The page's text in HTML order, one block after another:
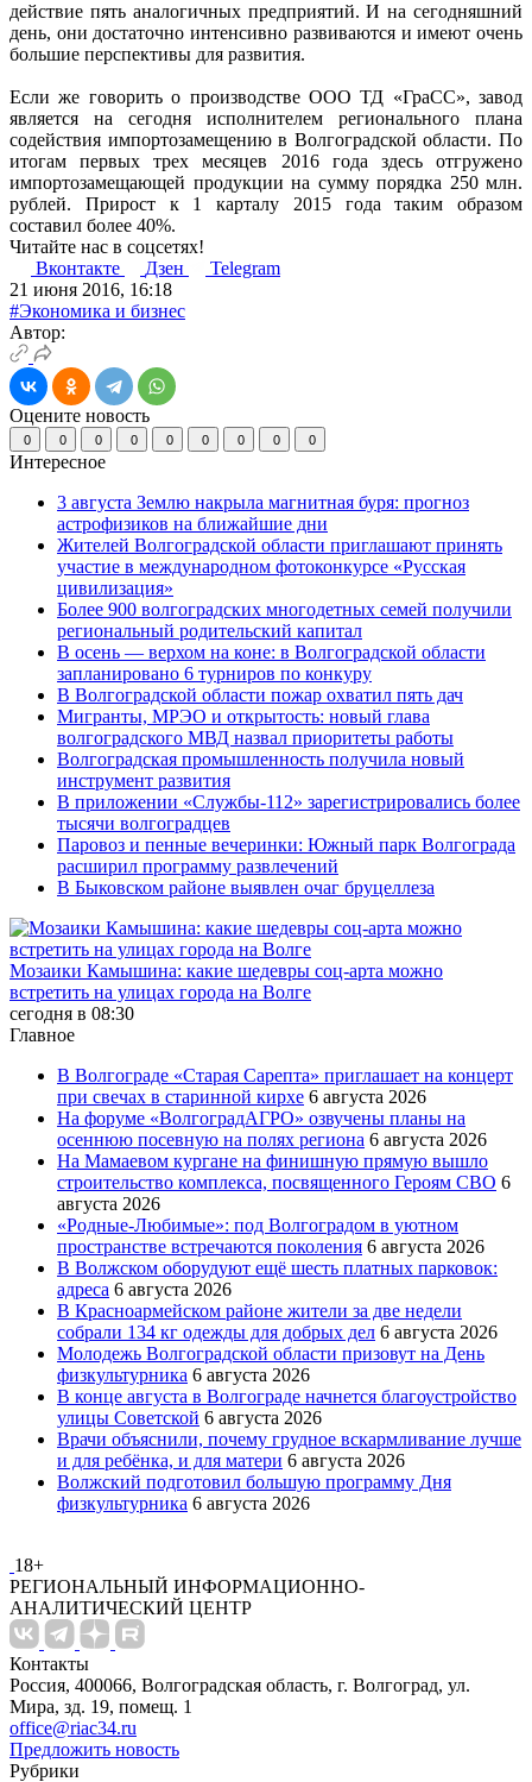
действие пять аналогичных предприятий. И на сегодняшний
день, они достаточно интенсивно развиваются и имеют очень
большие перспективы для развития.
Если же говорить о производстве ООО ТД «ГраСС», завод
является на сегодня исполнителем регионального плана
содействия импортозамещению в Волгоградской области. По
итогам первых трех месяцев 2016 года здесь отгружено
импортозамещающей продукции на сумму порядка 250 млн.
рублей. Прирост к 1 карталу 2015 года таким образом
составил более 40%.
Читайте нас в соцсетях!
Вконтакте
Дзен
Telegram
21 июня 2016, 16:18
#Экономика и бизнес
Автор:
Оцените новость
0 0 0 0 0 0 0 0 0
Интересное
3 августа Землю накрыла магнитная буря: прогноз
астрофизиков на ближайшие дни
Жителей Волгоградской области приглашают принять
участие в международном фотоконкурсе «Русская
цивилизация»
Более 900 волгоградских многодетных семей получили
региональный родительский капитал
В осень — верхом на коне: в Волгоградской области
запланировано 6 турниров по конкуру
В Волгоградской области пожар охватил пять дач
Мигранты, МРЭО и открытость: новый глава
волгоградского МВД назвал приоритеты работы
Волгоградская промышленность получила новый
инструмент развития
В приложении «Службы-112» зарегистрировались более
тысячи волгоградцев
Паровоз и пенные вечеринки: Южный парк Волгограда
расширил программу развлечений
В Быковском районе выявлен очаг бруцеллеза
Мозаики Камышина: какие шедевры соц-арта можно
встретить на улицах города на Волге
сегодня в 08:30
Главное
В Волгограде «Старая Сарепта» приглашает на концерт
при свечах в старинной кирхе 6 августа 2026
На форуме «ВолгоградАГРО» озвучены планы на
осеннюю посевную на полях региона 6 августа 2026
На Мамаевом кургане на финишную прямую вышло
строительство комплекса, посвященного Героям СВО 6
августа 2026
«Родные-Любимые»: под Волгоградом в уютном
пространстве встречаются поколения 6 августа 2026
В Волжском оборудуют ещё шесть платных парковок:
адреса 6 августа 2026
В Красноармейском районе жители за две недели
собрали 134 кг одежды для добрых дел 6 августа 2026
Молодежь Волгоградской области призовут на День
физкультурника 6 августа 2026
В конце августа в Волгограде начнется благоустройство
улицы Советской 6 августа 2026
Врачи объяснили, почему грудное вскармливание лучше
и для ребёнка, и для матери 6 августа 2026
Волжский подготовил большую программу Дня
физкультурника 6 августа 2026
18+
РЕГИОНАЛЬНЫЙ ИНФОРМАЦИОННО-
АНАЛИТИЧЕСКИЙ ЦЕНТР
Контакты
Россия, 400066, Волгоградская область, г. Волгоград, ул.
Мира, зд. 19, помещ. 1
office@riac34.ru
Предложить новость
Рубрики